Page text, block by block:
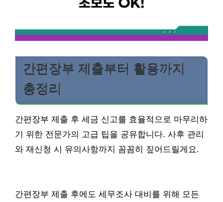
간편장부 제출부터 활용까지
총정리
간편장부 제출 후 세금 신고를 효율적으로 마무리하
기 위한 전문가의 고급 팁을 공유합니다. 사후 관리
와 재신청 시 유의사항까지 꼼꼼히 짚어드릴게요.
간편장부 제출 후에도 세무조사 대비를 위해 모든